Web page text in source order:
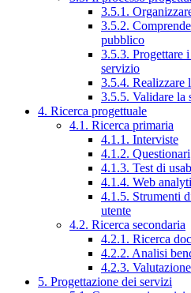
3.5.1.
3.5.2.
pubblico
3.5.3. Progettare
servizio
3.5.4. Realizzare
3.5.5. Validare la
4. Ricerca progettuale
4.1. Ricerca primaria
4.1.1. Interviste
4.1.2. Questionari
4.1.3. Test di
4.1.4. Web
4.1.5. Strumenti
utente
4.2. Ricerca secondaria
4.2.1. Ricerca
4.2.2. Analisi
4.2.3.
5. Progettazione dei servizi